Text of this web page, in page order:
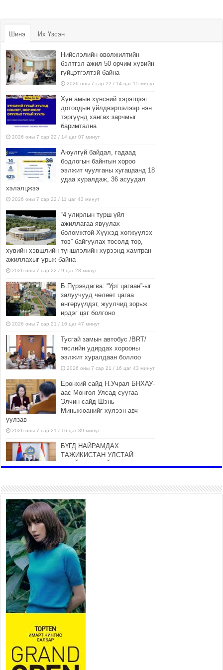
Шинэ Их Үзсэн
Нийслэлийн өвөлжилтийн
бэлтгэл ажил 50 орчим хувийн
гүйцэтгэлтэй байна
2026 оны 7 сар 22 / 14 цаг 15 минут
Хүн амын хүнсний хэрэгцээг
дотоодын үйлдвэрлэлээр нэн
тэргүүнд хангах зарчмыг
баримтална
2026 оны 7 сар 22 / 14 цаг 07 минут
Аюулгүй байдал, гадаад
бодлогын байнгын хороо
ээлжит чуулганы хугацаанд 18
удаа хуралдаж, 36 асуудал
хэлэлцжээ
2026 оны 7 сар 22 / 11 цаг 43 минут
“4 улирлын турш үйл
ажиллагаа явуулах
боломжтой-Хүүхэд хөгжүүлэх
төв” байгуулах төсөлд төр,
хувийн хэвшлийн түншлэлийн хүрээнд хамтран
ажиллахыг урьж байна
2026 оны 7 сар 22 / 9 цаг 28 минут
Б.Пүрэвдагва: “Урт цагаан”-ыг
залуучууд чөлөөт цагаа
өнгөрүүлдэг, жуулчид зорьж
ирдэг цэг болгоно
2026 оны 7 сар 21 / 16 цаг 47 минут
Тусгай замын автобус /BRT/
төслийн удирдах хорооны
ээлжит хуралдаан боллоо
2026 оны 7 сар 21 / 16 цаг 43 минут
Ерөнхий сайд Н.Учрал БНХАУ-
аас Монгол Улсад суугаа
Элчин сайд Шэнь
Миньжюанийг хүлээн авч
уулзав
2026 оны 7 сар 21 / 16 цаг 39 минут
БҮГД НАЙРАМДАХ
ТАЖИКИСТАН УЛСТАЙ
26,992 суралцагч хотхоны бага
сургуульд, 8100 суралцагч
төрөлжсөн ахлах сургуульд
суралцана
2026 оны 7 сар 21 / 13 цаг 43 минут
COP17 хурлын үеэрх замын
хөдөлгөөн, нийтийн тээврийн
зохицуулалт, сургууль,
цэцэрлэг, зах, худалдааны
төвийн ажиллах хуваарийг гаргаж, иргэдэд
мэдээлэхийг үүрэг болголоо
2026 оны 7 сар 21 / 11 цаг 59 минут
Гэр бүлийн хэрэг шүүхэд хянан шийдвэрлэх
тухай хуулиар хүүхдийн дээд ашиг сонирхлыг
нэн тэргүүнд хангахыг баталгаажууллаа
2026 оны 7 сар 21 / 11 цаг 42 минут
Б.Пүрэвдагва: “Туул-1” коллекторыг ашиглалтад